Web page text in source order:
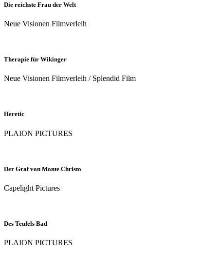
Die reichste Frau der Welt
Neue Visionen Filmverleih
Therapie für Wikinger
Neue Visionen Filmverleih / Splendid Film
Heretic
PLAION PICTURES
Der Graf von Monte Christo
Capelight Pictures
Des Teufels Bad
PLAION PICTURES